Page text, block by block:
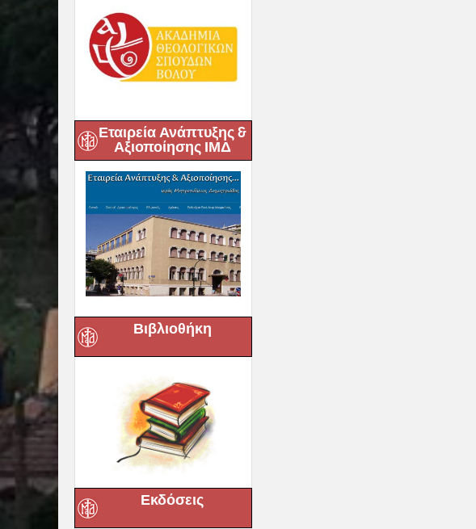
Εταιρεία Ανάπτυξης &
Αξιοποίησης ΙΜΔ
Βιβλιοθήκη
Εκδόσεις